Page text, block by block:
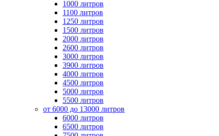
1000 литров
1100 литров
1250 литров
1500 литров
2000 литров
2600 литров
3000 литров
3900 литров
4000 литров
4500 литров
5000 литров
5500 литров
от 6000 до 13000 литров
6000 литров
6500 литров